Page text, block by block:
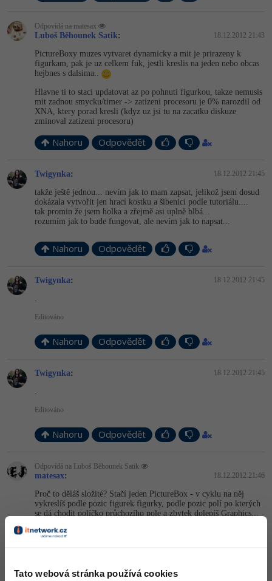
Tato webová stránka používá cookies
Odpovídá na matesax
Luboš Běhounek Satik: 18.12.2012 21:43
PictureBoxy muzes vytvaret dynamicky a mit je prirazeny k
figurkam, pak je uz celkem fuk, jestli kreslis na jeden nebo obcas
hejbnes s dalsima..
Hlavne ti to staci updatovat az po pohnuti figurkou, takze nemusis
mit zadnou smycku/timer -> zatizeni procesoru je 0% narozdil od
XNA, ktery porad kresli (kdyz uz jsi tu na zacatku diskuze
zminoval zatizeni procesoru)
Nahoru Odpovědět
Twigynka: 18.12.2012 21:45
takže ještě jednou... nevím jak to mam zapsat, jelikož jsem dosud
dokázala vytvořit jen hrací kostku a šibenici podle tutoriálu....
tak promin že jsem holka a zřejmě asi uplně blbá...
rozumím jak to bude fungovat, ale nevím jak to napsat...
Nahoru Odpovědět
Twigynka: 18.12.2012 21:45
Editováno
Nahoru Odpovědět
Twigynka: 18.12.2012 21:45
Editováno
Nahoru Odpovědět
Odpovídá na Luboš Běhounek Satik
matesax: 18.12.2012 21:46
Proč to děláš složité? Stačí jeden PictureBox - v cyklu na něj
vykreslíš podle pozic figurek figurky, podle pozic polí po kterých
se dá chodit políčko průchozího pole a zbytek dolepíš Graphics...
TwigyDaFirenze
Popsal jsem ti to jak to jen šlo...
Vytvoříš seznam políček, po
proměnnou lastFigure. Střídat po kolech budeš hodnoty enum - a